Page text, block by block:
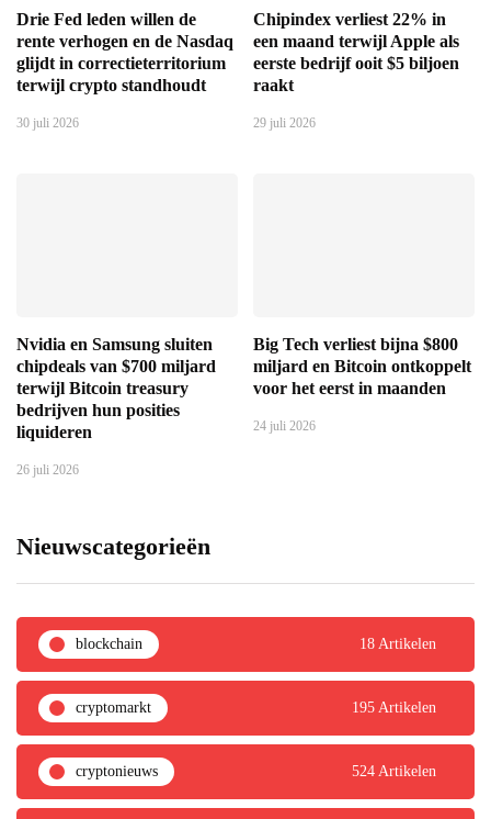
Drie Fed leden willen de
rente verhogen en de Nasdaq
glijdt in correctieterritorium
terwijl crypto standhoudt
30 juli 2026
Chipindex verliest 22% in
een maand terwijl Apple als
eerste bedrijf ooit $5 biljoen
raakt
29 juli 2026
Nvidia en Samsung sluiten
chipdeals van $700 miljard
terwijl Bitcoin treasury
bedrijven hun posities
liquideren
26 juli 2026
Big Tech verliest bijna $800
miljard en Bitcoin ontkoppelt
voor het eerst in maanden
24 juli 2026
Nieuwscategorieën
blockchain 18 Artikelen
cryptomarkt 195 Artikelen
cryptonieuws 524 Artikelen